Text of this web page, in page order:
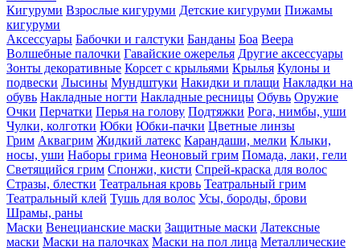
Кигуруми Взрослые кигуруми Детские кигуруми Пижамы
кигуруми
Аксессуары Бабочки и галстуки Банданы Боа Веера
Волшебные палочки Гавайские ожерелья Другие аксессуары
Зонты декоративные Корсет с крыльями Крылья Кулоны и
подвески Лысины Мундштуки Накидки и плащи Накладки на
обувь Накладные ногти Накладные ресницы Обувь Оружие
Очки Перчатки Перья на голову Подтяжки Рога, нимбы, уши
Чулки, колготки Юбки Юбки-пачки Цветные линзы
Грим Аквагрим Жидкий латекс Карандаши, мелки Клыки,
носы, уши Наборы грима Неоновый грим Помада, лаки, гели
Светящийся грим Спонжи, кисти Спрей-краска для волос
Стразы, блестки Театральная кровь Театральный грим
Театральный клей Тушь для волос Усы, бороды, брови
Шрамы, раны
Маски Венецианские маски Защитные маски Латексные
маски Маски на палочках Маски на пол лица Металлические